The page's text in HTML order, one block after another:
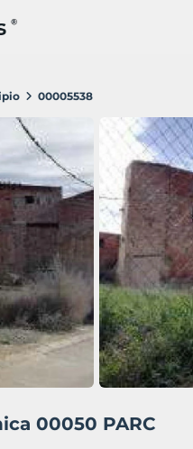
00005538
00050 PARC